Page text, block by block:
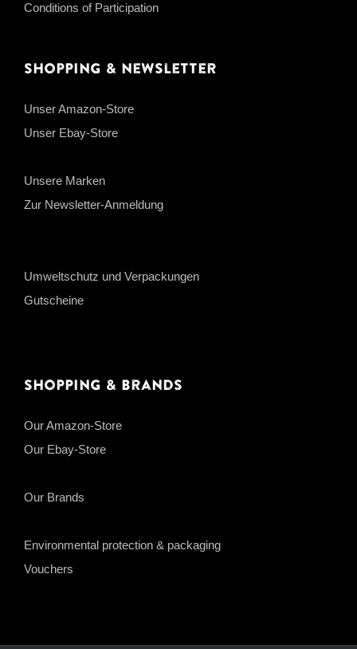
Conditions of Participation
Shopping & Newsletter
Unser Amazon-Store
Unser Ebay-Store
Unsere Marken
Zur Newsletter-Anmeldung
Umweltschutz und Verpackungen
Gutscheine
Shopping & Brands
Our Amazon-Store
Our Ebay-Store
Our Brands
Environmental protection & packaging
Vouchers